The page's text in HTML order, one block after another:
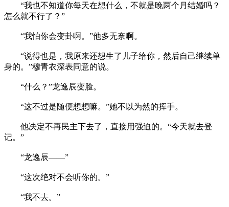
“我也不知道你每天在想什么，不就是晚两个月结婚吗？
怎么就不行了？”
“我怕你会变卦啊。”他多无奈啊。
“说得也是，我原来还想生了儿子给你，然后自己继续单
身的。”穆青衣深表同意的说。
“什么？”龙逸辰变脸。
“这不过是随便想想嘛。”她不以为然的挥手。
他决定不再民主下去了，直接用强迫的。“今天就去登
记。”
“龙逸辰——”
“这次绝对不会听你的。”
“我不去。”